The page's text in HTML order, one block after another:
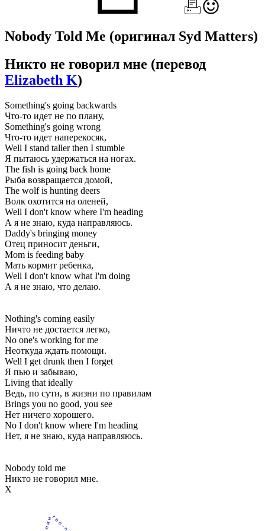
Nobody Told Me (оригинал Syd Matters)
Никто не говорил мне (перевод
Elizabeth K)
Something's going backwards
Что-то идет не по плану,
Something's going wrong
Что-то идет наперекосяк,
Well I stand taller then I stumble
Я пытаюсь удержаться на ногах.
The fish is going back home
Рыба возвращается домой,
The wolf is hunting deers
Волк охотится на оленей,
Well I don't know where I'm heading
А я не знаю, куда направляюсь.
Daddy's bringing money
Отец приносит деньги,
Mom is feeding baby
Мать кормит ребенка,
Well I don't know what I'm doing
А я не знаю, что делаю.
Nothing's coming easily
Ничто не достается легко,
No one's working for me
Неоткуда ждать помощи.
Well I get drunk then I forget
Я пью и забываю,
Living that ideally
Ведь, по сути, в жизни по правилам
Brings you no good, you see
Нет ничего хорошего.
No I don't know where I'm heading
Нет, я не знаю, куда направляюсь.
Nobody told me
Никто не говорил мне.
Х